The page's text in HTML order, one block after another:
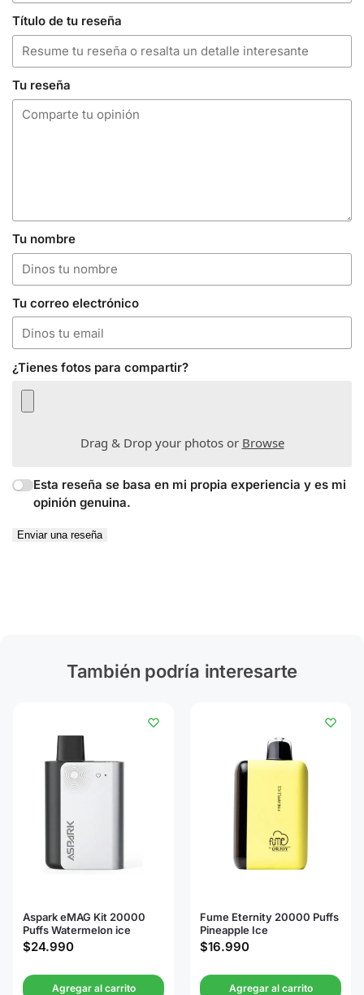
Título de tu reseña
Tu reseña
Tu nombre
Tu correo electrónico
¿Tienes fotos para compartir?
Drag & Drop your photos or Browse
Esta reseña se basa en mi propia experiencia y es mi
opinión genuina.
Enviar una reseña
También podría interesarte
Aspark eMAG Kit 20000
Puffs Watermelon ice
$24.990
Agregar al carrito
Fume Eternity 20000 Puffs
Pineapple Ice
$16.990
Agregar al carrito